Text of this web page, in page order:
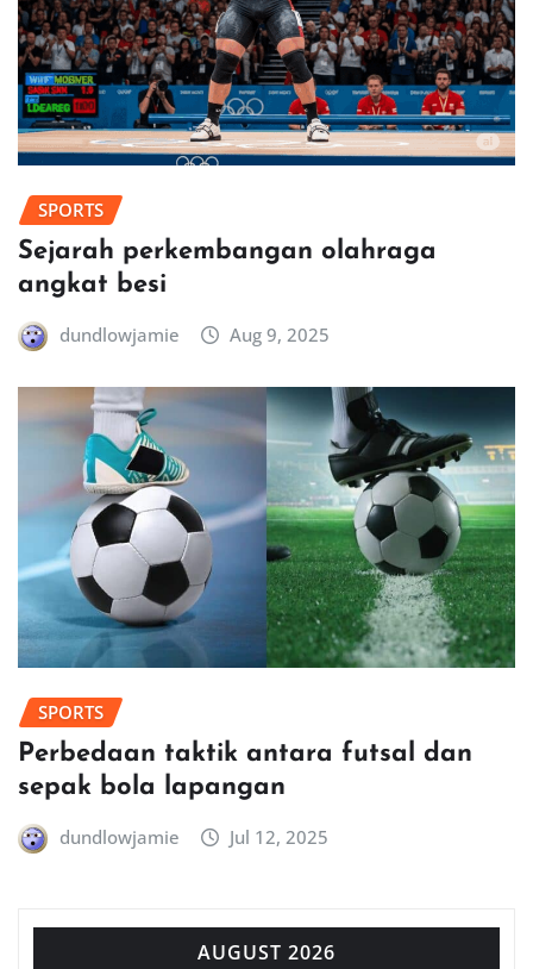
SPORTS
Sejarah perkembangan olahraga
angkat besi
dundlowjamie Aug 9, 2025
SPORTS
Perbedaan taktik antara futsal dan
sepak bola lapangan
dundlowjamie Jul 12, 2025
AUGUST 2026